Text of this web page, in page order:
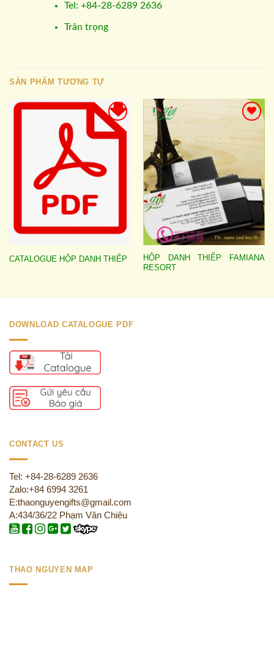
Tel: +84-28-6289 2636
Trân trọng
SẢN PHẨM TƯƠNG TỰ
Add to
wishlist
CATALOGUE HỘP DANH THIẾP
HỘP DANH THIẾP FAMIANA
RESORT
DOWNLOAD CATALOGUE PDF
CONTACT US
Tel: +84-28-6289 2636
Zalo:+84 6994 3261
E:thaonguyengifts@gmail.com
A:434/36/22 Phạm Văn Chiêu
THAO NGUYEN MAP